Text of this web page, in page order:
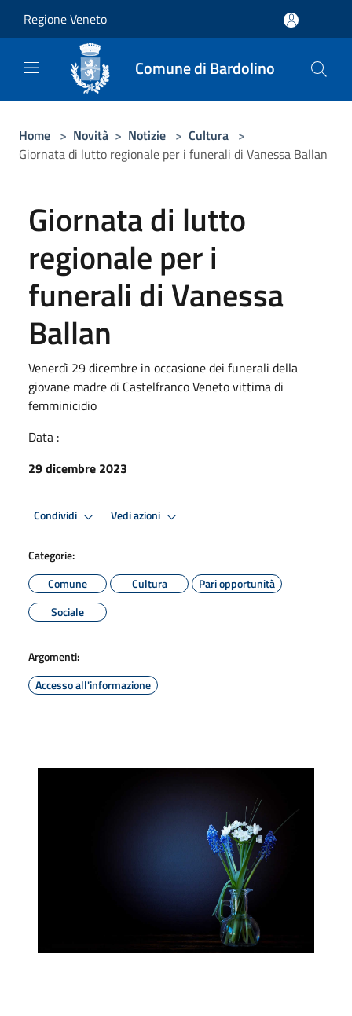
Regione Veneto
Comune di Bardolino
Home > Novità > Notizie > Cultura >
Giornata di lutto regionale per i funerali di Vanessa Ballan
Giornata di lutto
regionale per i
funerali di Vanessa
Ballan
Venerdì 29 dicembre in occasione dei funerali della
giovane madre di Castelfranco Veneto vittima di
femminicidio
Data :
29 dicembre 2023
Condividi Vedi azioni
Categorie:
Comune
Cultura
Pari opportunità
Sociale
Argomenti:
Accesso all'informazione